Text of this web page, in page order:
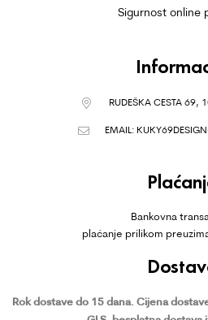
Sigurnost online
RUDEŠKA CESTA 69,
EMAIL:
Bankovna
plaćanje prilikom
Rok dostave do 15 dana. Cijena